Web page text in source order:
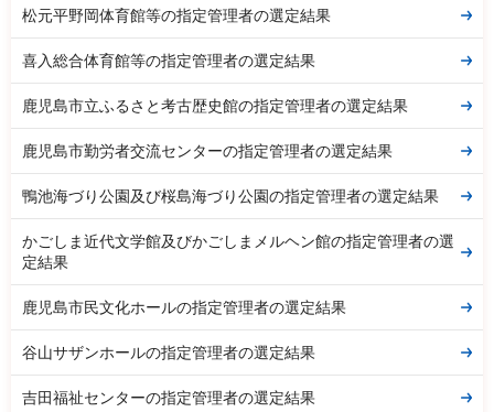
松元平野岡体育館等の指定管理者の選定結果
喜入総合体育館等の指定管理者の選定結果
鹿児島市立ふるさと考古歴史館の指定管理者の選定結果
鹿児島市勤労者交流センターの指定管理者の選定結果
鴨池海づり公園及び桜島海づり公園の指定管理者の選定結果
かごしま近代文学館及びかごしまメルヘン館の指定管理者の選
定結果
鹿児島市民文化ホールの指定管理者の選定結果
谷山サザンホールの指定管理者の選定結果
吉田福祉センターの指定管理者の選定結果